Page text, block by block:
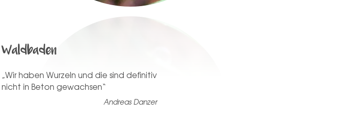
Waldbaden
„Wir haben Wurzeln und die sind definitiv
nicht in Beton gewachsen“
Andreas Danzer